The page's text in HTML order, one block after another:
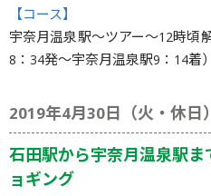
【コース】
宇奈月温泉駅～ツアー～12時頃
8：34発～宇奈月温泉駅9：14着）
2019年4月30日（火・休日）
石田駅から宇奈月温泉駅
ョギング